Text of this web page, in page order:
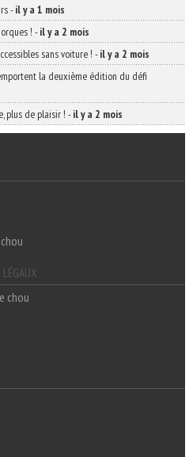
-il y a 1 mois
! -il y a 2 mois
sans voiture ! -il y a 2 mois
la deuxième édition du défi
plus de plaisir ! -il y a 2 mois
chou